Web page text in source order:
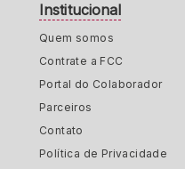
Institucional
Quem somos
Contrate a FCC
Portal do Colaborador
Parceiros
Contato
Política de Privacidade